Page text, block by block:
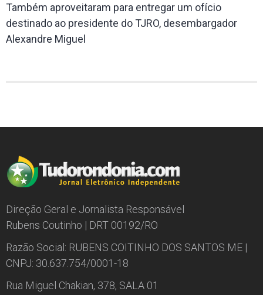
Também aproveitaram para entregar um ofício
destinado ao presidente do TJRO, desembargador
Alexandre Miguel
Direção Geral e Jornalista Responsável
Rubens Coutinho | DRT 00192/RO
Razão Social: RUBENS COITINHO DOS SANTOS ME |
CNPJ: 30.637.754/0001-18
Rua Miguel Chakian, 378, SALA 01